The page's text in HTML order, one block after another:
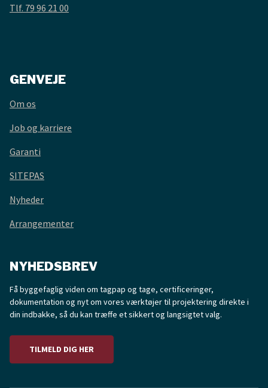
Tlf. 79 96 21 00
GENVEJE
Om os
Job og karriere
Garanti
SITEPAS
Nyheder
Arrangementer
NYHEDSBREV
Få byggefaglig viden om tagpap og tage, certificeringer,
dokumentation og nyt om vores værktøjer til projektering direkte i
din indbakke, så du kan træffe et sikkert og langsigtet valg.
TILMELD DIG HER